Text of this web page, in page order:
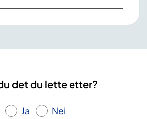
det du lette etter?
Ja Nei